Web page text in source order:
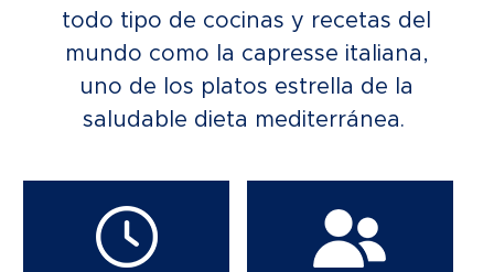
todo tipo de cocinas y recetas del
mundo como la capresse italiana,
uno de los platos estrella de la
saludable dieta mediterránea.